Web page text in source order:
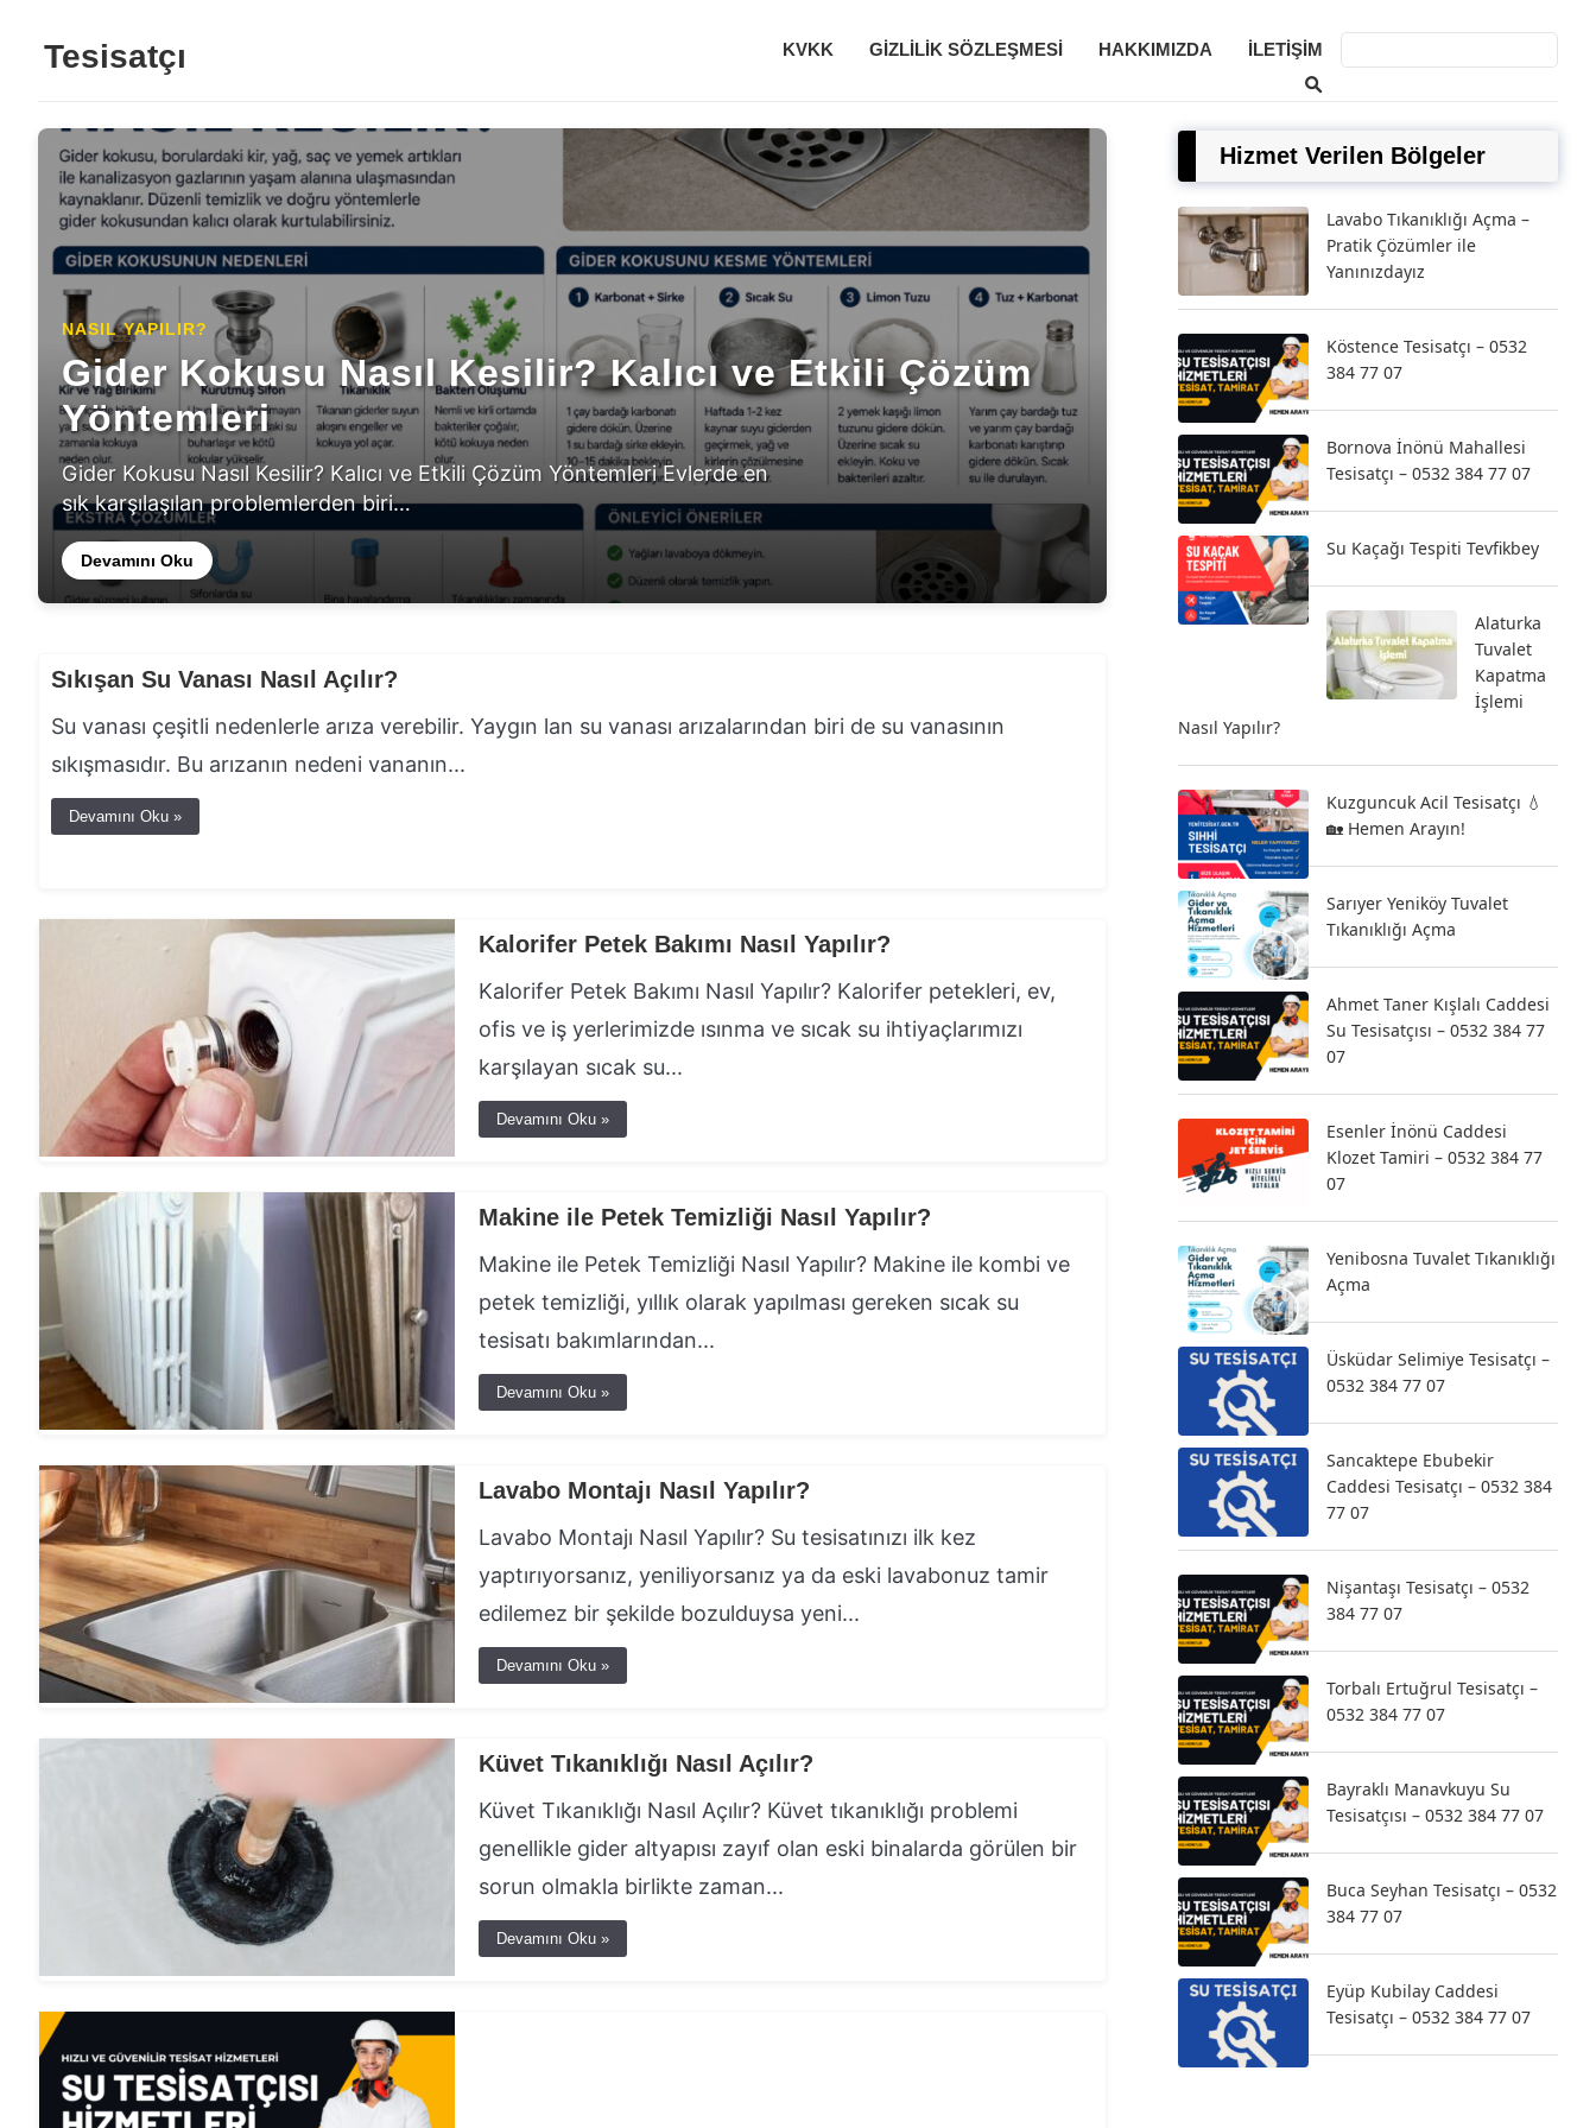
Tesisatçı KVKK GIZLILIK SÖZLEŞMESI HAKKIMIZDA İLETIŞIM
Kombiden Sıcak Su Gelmiyorsa Ne Yapılmalı? Çözüm
Rehberi
NASIL YAPILIR?
Gider Kokusu Nasıl Kesilir? Kalıcı ve Etkili Çözüm
Yöntemleri
Gider Kokusu Nasıl Kesilir? Kalıcı ve Etkili Çözüm Yöntemleri Evlerde en
sık karşılaşılan problemlerden biri…
Devamını Oku
NASIL YAPILIR?
Kombi Basıncı Neden Düşer?
Kombi Basıncı Neden Düşer? Kombi basıncı neden düşer sorusu,
özellikle kış aylarında kullanıcıların en sık…
Devamını Oku
Sıkışan Su Vanası Nasıl Açılır?
Su vanası çeşitli nedenlerle arıza verebilir. Yaygın lan su vanası arızalarından biri de su vanasının
sıkışmasıdır. Bu arızanın nedeni vananın...
Devamını Oku »
Kalorifer Petek Bakımı Nasıl Yapılır?
Kalorifer Petek Bakımı Nasıl Yapılır? Kalorifer petekleri, ev,
ofis ve iş yerlerimizde ısınma ve sıcak su ihtiyaçlarımızı
karşılayan sıcak su...
Devamını Oku »
Makine ile Petek Temizliği Nasıl Yapılır?
Makine ile Petek Temizliği Nasıl Yapılır? Makine ile kombi ve
petek temizliği, yıllık olarak yapılması gereken sıcak su
tesisatı bakımlarından...
Devamını Oku »
Lavabo Montajı Nasıl Yapılır?
Lavabo Montajı Nasıl Yapılır? Su tesisatınızı ilk kez
yaptırıyorsanız, yeniliyorsanız ya da eski lavabonuz tamir
edilemez bir şekilde bozulduysa yeni...
Devamını Oku »
Küvet Tıkanıklığı Nasıl Açılır?
Küvet Tıkanıklığı Nasıl Açılır? Küvet tıkanıklığı problemi
genellikle gider altyapısı zayıf olan eski binalarda görülen bir
sorun olmakla birlikte zaman...
Devamını Oku »
Hizmet Verilen Bölgeler
Lavabo Tıkanıklığı Açma –
Pratik Çözümler ile
Yanınızdayız
Köstence Tesisatçı – 0532
384 77 07
Bornova İnönü Mahallesi
Tesisatçı – 0532 384 77 07
Su Kaçağı Tespiti Tevfikbey
Alaturka
Tuvalet
Kapatma
İşlemi
Nasıl Yapılır?
Kuzguncuk Acil Tesisatçı 💧
🏡 Hemen Arayın!
Sarıyer Yeniköy Tuvalet
Tıkanıklığı Açma
Ahmet Taner Kışlalı Caddesi
Su Tesisatçısı – 0532 384 77
07
Esenler İnönü Caddesi
Klozet Tamiri – 0532 384 77
07
Yenibosna Tuvalet Tıkanıklığı
Açma
Üsküdar Selimiye Tesisatçı –
0532 384 77 07
Sancaktepe Ebubekir
Caddesi Tesisatçı – 0532 384
77 07
Nişantaşı Tesisatçı – 0532
384 77 07
Torbalı Ertuğrul Tesisatçı –
0532 384 77 07
Bayraklı Manavkuyu Su
Tesisatçısı – 0532 384 77 07
Buca Seyhan Tesisatçı – 0532
384 77 07
Eyüp Kubilay Caddesi
Tesisatçı – 0532 384 77 07